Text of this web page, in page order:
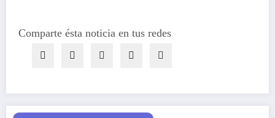
Comparte ésta noticia en tus redes